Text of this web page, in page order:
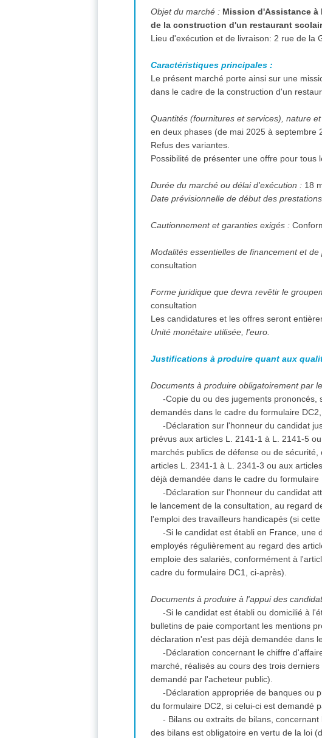
Objet du marché : Mission d'Assistance à
de la construction d'un restaurant
Caractéristiques principales :
Le présent marché porte ainsi sur une
dans le cadre de la construction d'un
Quantités (fournitures et services), nature
en deux phases (de mai 2025 à
Refus des variantes.
Possibilité de présenter une offre pour tous
Durée du marché ou délai d'exécution : 18
Date prévisionnelle de début des
Cautionnement et garanties exigés :
consultation
consultation
Les candidatures et les offres seront
Unité monétaire utilisée, l'euro.
Justifications à produire quant aux
Documents à produire obligatoirement par
-Copie du ou des jugements prononcés,
demandés dans le cadre du formulaire
-Déclaration sur l'honneur du candidat
prévus aux articles L. 2141-1 à L. 2141-5
marchés publics de défense ou de
articles L. 2341-1 à L. 2341-3 ou aux
déjà demandée dans le cadre du formulaire
-Déclaration sur l'honneur du candidat
le lancement de la consultation, au regard
l'emploi des travailleurs handicapés (si
-Si le candidat est établi en France, une
employés régulièrement au regard des
emploie des salariés, conformément à
cadre du formulaire DC1, ci-après).
Documents à produire à l'appui des
-Si le candidat est établi ou domicilié à
bulletins de paie comportant les mentions
déclaration n'est pas déjà demandée dans
-Déclaration concernant le chiffre
marché, réalisés au cours des trois
demandé par l'acheteur public).
-Déclaration appropriée de banques ou
du formulaire DC2, si celui-ci est demandé
- Bilans ou extraits de bilans,
des bilans est obligatoire en vertu de la loi